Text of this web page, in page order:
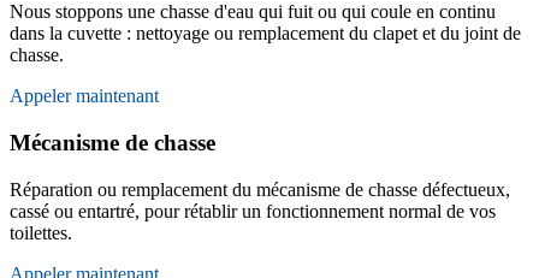
Nous stoppons une chasse d'eau qui fuit ou qui coule en continu
dans la cuvette : nettoyage ou remplacement du clapet et du joint de
chasse.
Appeler maintenant
Mécanisme de chasse
Réparation ou remplacement du mécanisme de chasse défectueux,
cassé ou entartré, pour rétablir un fonctionnement normal de vos
toilettes.
Appeler maintenant